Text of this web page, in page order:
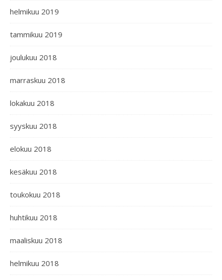
helmikuu 2019
tammikuu 2019
joulukuu 2018
marraskuu 2018
lokakuu 2018
syyskuu 2018
elokuu 2018
kesäkuu 2018
toukokuu 2018
huhtikuu 2018
maaliskuu 2018
helmikuu 2018